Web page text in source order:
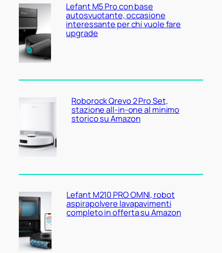
Lefant M5 Pro con base
autosvuotante, occasione
interessante per chi vuole fare
upgrade
Roborock Qrevo 2 Pro Set,
stazione all-in-one al minimo
storico su Amazon
Lefant M210 PRO OMNI, robot
aspirapolvere lavapavimenti
completo in offerta su Amazon